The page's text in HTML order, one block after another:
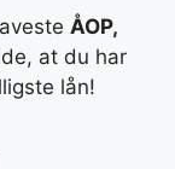
ÅOP,
at du har
lån!